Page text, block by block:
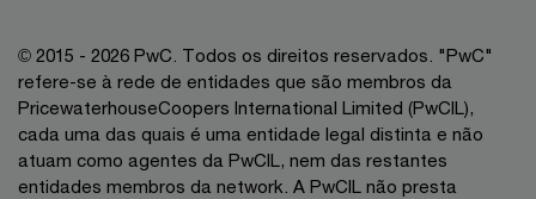
© 2015 - 2026 PwC. Todos os direitos reservados. "PwC"
refere-se à rede de entidades que são membros da
PricewaterhouseCoopers International Limited (PwCIL),
cada uma das quais é uma entidade legal distinta e não
atuam como agentes da PwCIL, nem das restantes
entidades membros da network. A PwCIL não presta